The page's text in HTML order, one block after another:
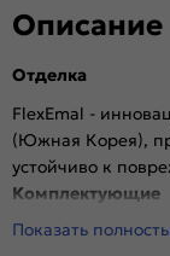
Уровень
Фрезеровка под
Износостойкость:
Пропускает свет:
Подходит под
Гарантия (лет):
Материал:
Описание
Отделка
FlexEmal -
(Южная Корея),
устойчиво к
Комплектующие
Врезана
Показать